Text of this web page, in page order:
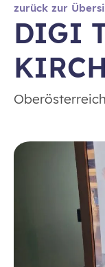
zurück zur
DIGI
Oberösterreich